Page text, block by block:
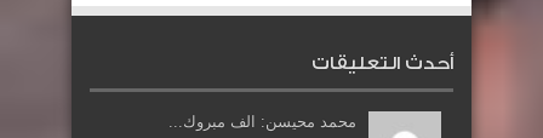
أحدث التعليقات
محمد محيسن: الف مبروك...